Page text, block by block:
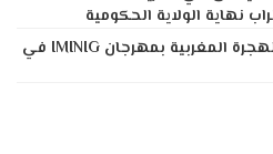
نهاية الولاية الحكومية
أكادير تحتفي بقرن من الهجرة المغربية بمهرجان IMINIG في